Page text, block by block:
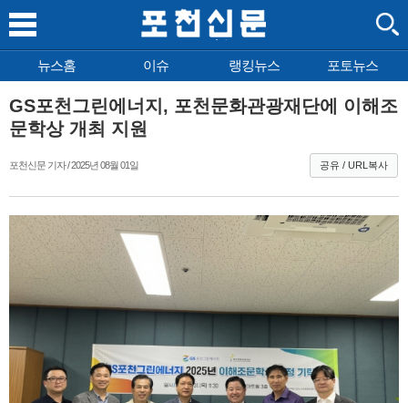
뉴스홈 이슈 랭킹뉴스 포토뉴스
GS포천그린에너지, 포천문화관광재단에 이해조
문학상 개최 지원
포천신문 기자 / 2025년 08월 01일 공유 / URL복사